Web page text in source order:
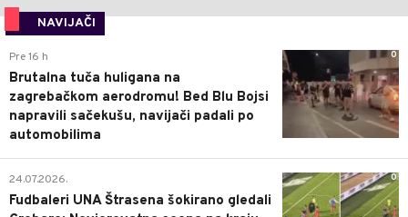
NAVIJAČI
0
Pre 16 h
Brutalna tuča huligana na
zagrebačkom aerodromu! Bed Blu Bojsi
napravili sačekušu, navijači padali po
automobilima
0
24.07.2026.
Fudbaleri UNA Štrasena šokirano gledali